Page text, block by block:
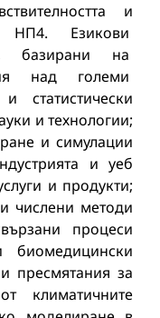
и
НП4. Езикови
базирани на
над големи
и технологии;
и симулации
и уеб
и продукти;
числени методи
процеси
пресмятания за
климатичните